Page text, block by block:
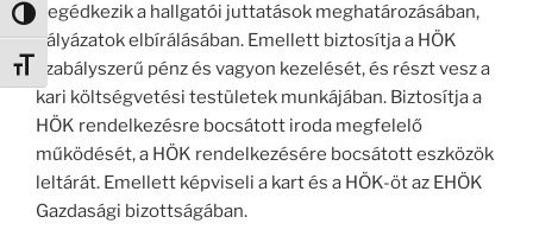
Nagy kontraszt váltása
Betűméret váltása
Segédkezik a hallgatói juttatások meghatározásában,
pályázatok elbírálásában. Emellett biztosítja a HÖK
szabályszerű pénz és vagyon kezelését, és részt vesz a
kari költségvetési testületek munkájában. Biztosítja a
HÖK rendelkezésre bocsátott iroda megfelelő
működését, a HÖK rendelkezésére bocsátott eszközök
leltárát. Emellett képviseli a kart és a HÖK-öt az EHÖK
Gazdasági bizottságában.